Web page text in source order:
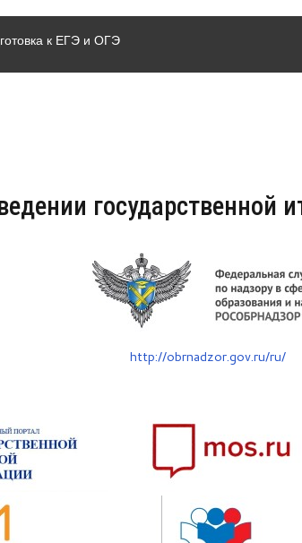
к ЕГЭ и ОГЭ
государственной
http://obrnadzor.gov.ru/ru/